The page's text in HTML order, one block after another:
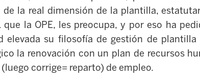
la real dimensión de la plantilla,
la OPE, les preocupa, y por eso ha
elevada su filosofía de gestión de
la renovación con un plan de recursos
corrige= reparto) de empleo.